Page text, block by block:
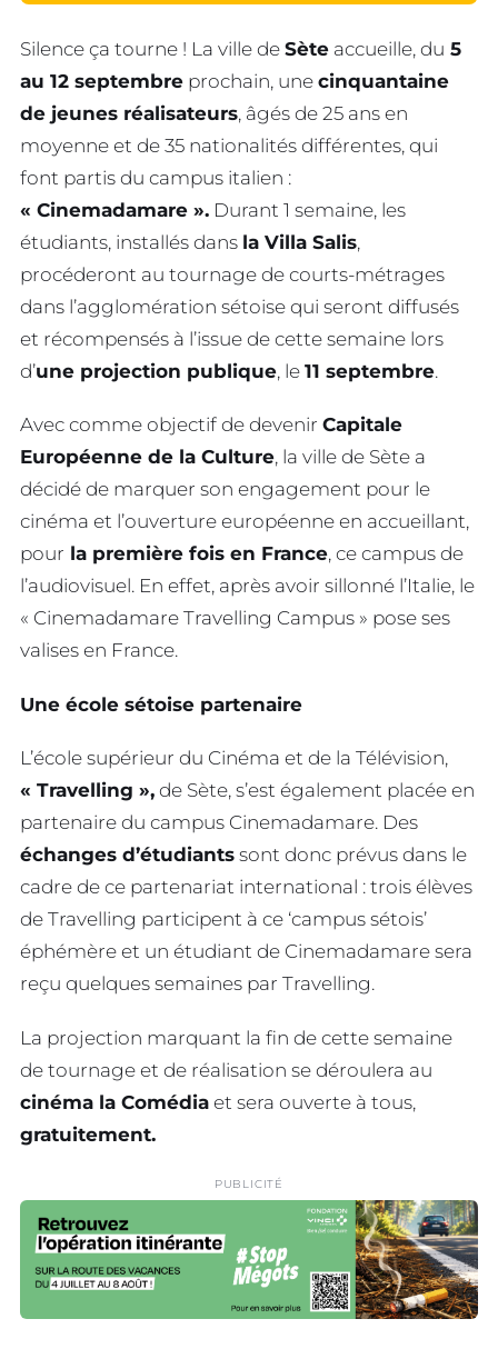
Silence ça tourne ! La ville de Sète accueille, du 5
au 12 septembre prochain, une cinquantaine
de jeunes réalisateurs, âgés de 25 ans en
moyenne et de 35 nationalités différentes, qui
font partis du campus italien :
« Cinemadamare ». Durant 1 semaine, les
étudiants, installés dans la Villa Salis,
procéderont au tournage de courts-métrages
dans l’agglomération sétoise qui seront diffusés
et récompensés à l’issue de cette semaine lors
d’une projection publique, le 11 septembre.
Avec comme objectif de devenir Capitale
Européenne de la Culture, la ville de Sète a
décidé de marquer son engagement pour le
cinéma et l’ouverture européenne en accueillant,
pour la première fois en France, ce campus de
l’audiovisuel. En effet, après avoir sillonné l’Italie, le
« Cinemadamare Travelling Campus » pose ses
valises en France.
Une école sétoise partenaire
L’école supérieur du Cinéma et de la Télévision,
« Travelling », de Sète, s’est également placée en
partenaire du campus Cinemadamare. Des
échanges d’étudiants sont donc prévus dans le
cadre de ce partenariat international : trois élèves
de Travelling participent à ce ‘campus sétois’
éphémère et un étudiant de Cinemadamare sera
reçu quelques semaines par Travelling.
La projection marquant la fin de cette semaine
de tournage et de réalisation se déroulera au
cinéma la Comédia et sera ouverte à tous,
gratuitement.
PUBLICITÉ